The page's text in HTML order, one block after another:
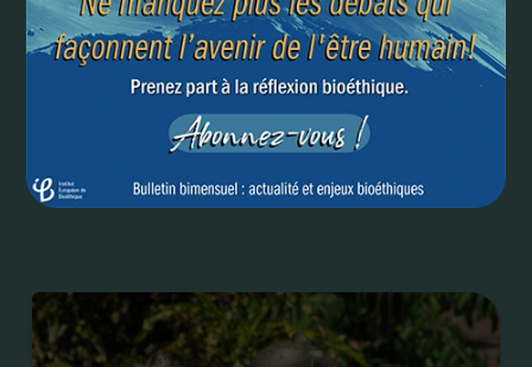
Entre espoir et pénurie d’organes, la greffe d’utérus